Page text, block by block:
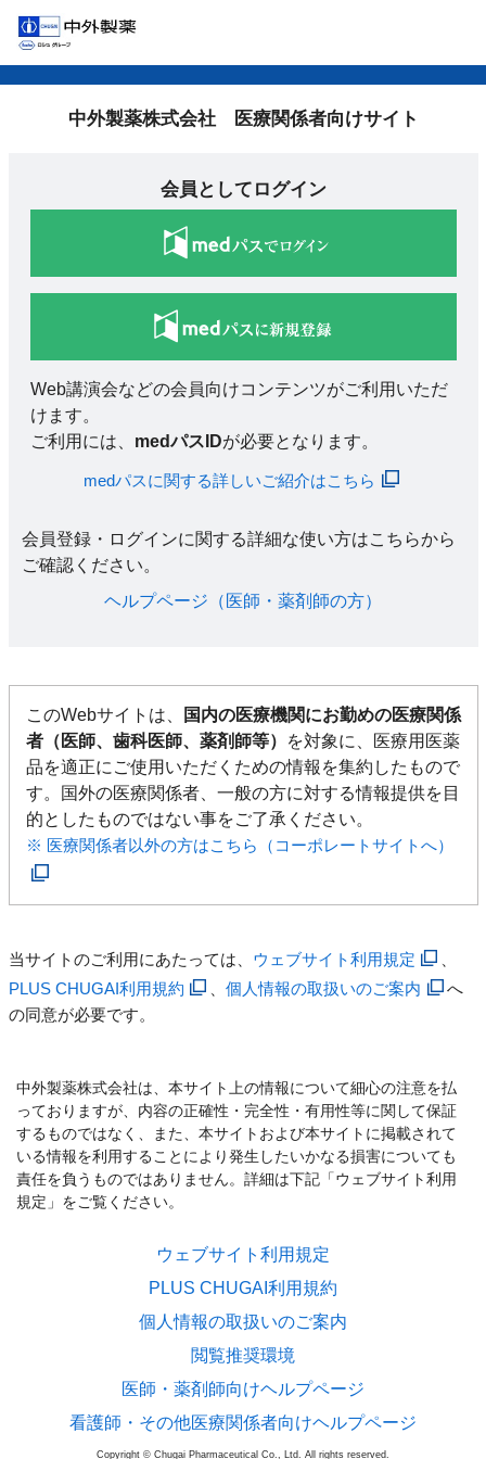
中外製薬株式会社 医療関係者向けサイト
会員としてログイン
Web講演会などの会員向けコンテンツがご利用いただ
けます。
ご利用には、 medパスIDが必要となります。
medパスに関する詳しいご紹介はこちら
会員登録・ログインに関する詳細な使い方はこちらから
ご確認ください。​
ヘルプページ（医師・薬剤師の方）​
このWebサイトは、
国内の医療機関にお勤めの医療関係
者（医師、歯科医師、薬剤師等）
を対象に、医療用医薬
品を適正にご使用いただくための情報を集約したもので
す。国外の医療関係者、一般の方に対する情報提供を目
的としたものではない事をご了承ください。
※ 医療関係者以外の方はこちら（コーポレートサイトへ）
当サイトのご利用にあたっては、 ウェブサイト利用規定
PLUS CHUGAI利用規約
、個人情報の取扱いのご案内
へ
の同意が必要です。
中外製薬株式会社は、本サイト上の情報について細心の注意を払
っておりますが、内容の正確性・完全性・有用性等に関して保証
するものではなく、また、本サイトおよび本サイトに掲載されて
いる情報を利用することにより発生したいかなる損害についても
責任を負うものではありません。詳細は下記「ウェブサイト利用
規定」をご覧ください。
ウェブサイト利用規定
PLUS CHUGAI利用規約
個人情報の取扱いのご案内
閲覧推奨環境
医師・薬剤師向けヘルプページ
看護師・その他医療関係者向けヘルプページ
Copyright © Chugai Pharmaceutical Co., Ltd. All rights reserved.